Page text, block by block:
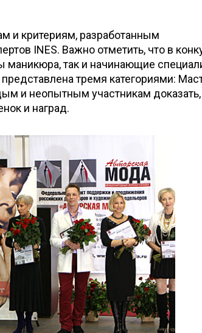
и критериям, разработанным
INES. Важно отметить, что в
маникюра, так и начинающие
тремя категориями:
и неопытным участникам доказать,
и наград.